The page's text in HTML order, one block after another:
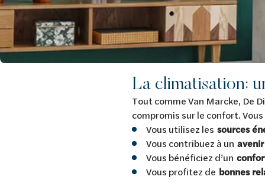
La climatisation:
Tout comme Van Marcke, De
compromis sur le confort.
Vous utilisez les sources
Vous contribuez à un
Vous bénéficiez d’un
Vous profitez de bonnes